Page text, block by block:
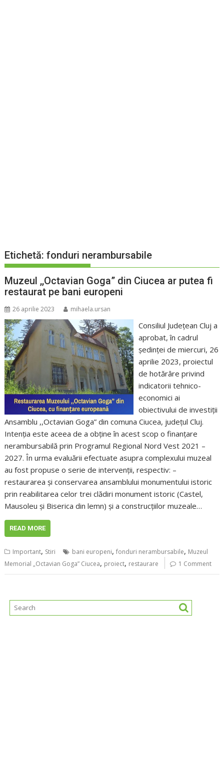
Etichetă:fonduri nerambursabile
Muzeul ,,Octavian Goga” din Ciucea ar putea fi
restaurat pe bani europeni
26 aprilie 2023 mihaela.ursan
Consiliul Județean Cluj a
aprobat, în cadrul
ședinței de miercuri, 26
aprilie 2023, proiectul
de hotărâre privind
indicatorii tehnico-
economici ai
obiectivului de investiții
Ansamblu ,,Octavian Goga” din comuna Ciucea, județul Cluj.
Intenția este aceea de a obține în acest scop o finanțare
nerambursabilă prin Programul Regional Nord Vest 2021 –
2027. În urma evaluării efectuate asupra complexului muzeal
au fost propuse o serie de intervenții, respectiv: –
restaurarea și conservarea ansamblului monumentului istoric
prin reabilitarea celor trei clădiri monument istoric (Castel,
Mausoleu și Biserica din lemn) și a construcțiilor muzeale…
READ MORE
Important, Stiri bani europeni,fonduri nerambursabile, Muzeul
Memorial „Octavian Goga” Ciucea, proiect, restaurare 1 Comment